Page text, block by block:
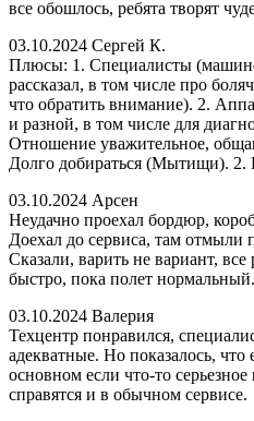
все обошлось, ребята творят
03.10.2024 Сергей К.
Плюсы: 1. Специалисты
рассказал, в том числе про
что обратить внимание). 2.
и разной, в том числе для
Отношение уважительное,
Долго добираться (Мытищи). 2.
03.10.2024 Арсен
Неудачно проехал бордюр,
Доехал до сервиса, там
Сказали, варить не вариант,
быстро, пока полет нормальный.
03.10.2024 Валерия
Техцентр понравился,
адекватные. Но показалось, что
основном если что-то
справятся и в обычном сервисе.